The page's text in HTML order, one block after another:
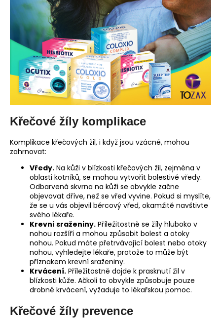
Křečové žíly komplikace
Komplikace křečových žil, i když jsou vzácné, mohou
zahrnovat:
Vředy. Na kůži v blízkosti křečových žil, zejména v
oblasti kotníků, se mohou vytvořit bolestivé vředy.
Odbarvená skvrna na kůži se obvykle začne
objevovat dříve, než se vřed vyvine. Pokud si myslíte,
že se u vás objevil bércový vřed, okamžitě navštivte
svého lékaře.
Krevní sraženiny. Příležitostně se žíly hluboko v
nohou rozšíří a mohou způsobit bolest a otoky
nohou. Pokud máte přetrvávající bolest nebo otoky
nohou, vyhledejte lékaře, protože to může být
příznakem krevní sraženiny.
Krvácení. Příležitostně dojde k prasknutí žil v
blízkosti kůže. Ačkoli to obvykle způsobuje pouze
drobné krvácení, vyžaduje to lékařskou pomoc.
Křečové žíly prevence